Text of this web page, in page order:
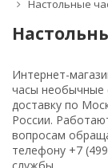
Настольные
Интернет-
часы необычные
доставку по
России.
вопросам
телефону +7